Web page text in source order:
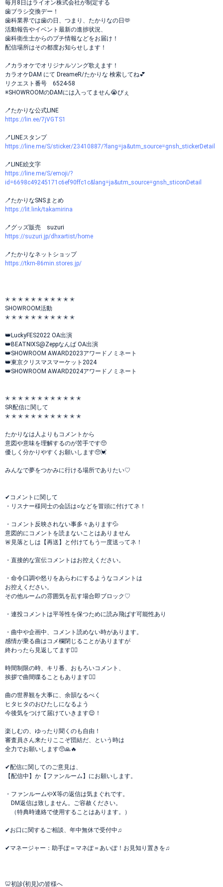
毎月8日はライオン株式会社が制定する
歯ブラシ交換デー！
歯科業界では歯の日、つまり、たかりなの日🫶
活動報告やイベント最新の進捗状況、
歯科衛生士からのプチ情報などをお届け！
配信場所はその都度お知らせします！
🪥カラオケでオリジナルソング歌えます！
カラオケDAM にて DreameR/たかりな 検索してね💕︎
リクエスト番号 6524-58
※SHOWROOMのDAMには入ってません😭ぴぇ
🪥たかりな公式LINE
https://lin.ee/7jVGTS1
🪥LINEスタンプ
https://line.me/S/sticker/23410887/?lang=ja&utm_source=gnsh_stickerDetail
🪥LINE絵文字
https://line.me/S/emoji/?
id=6698c49245171c6ef90ffc1c&lang=ja&utm_source=gnsh_sticonDetail
🪥たかりなSNSまとめ
https://lit.link/takamirina
🪥グッズ販売 suzuri
https://suzuri.jp/dhxartist/home
🪥たかりなネットショップ
https://tkrn-86min.stores.jp/
✭ ✭ ✭ ✭ ✭ ✭ ✭ ✭ ✭ ✭ ✭
SHOWROOM活動
✭ ✭ ✭ ✭ ✭ ✭ ✭ ✭ ✭ ✭ ✭
👑LuckyFES2022 OA出演
👑BEATNIXS@Zeppなんば OA出演
👑SHOWROOM AWARD2023アワードノミネート
👑東京クリスマスマーケット2024
👑SHOWROOM AWARD2024アワードノミネート
✭ ✭ ✭ ✭ ✭ ✭ ✭ ✭ ✭ ✭ ✭ ✭
SR配信に関して
✭ ✭ ✭ ✭ ✭ ✭ ✭ ✭ ✭ ✭ ✭ ✭
たかりなは人よりもコメントから
意図や意味を理解するのが苦手です🥺
優しく分かりやすくお願いします🥺💓
みんなで夢をつかみに行ける場所でありたい♡
✔︎︎︎︎コメントに関して
・リスナー様同士の会話は○などを冒頭に付けてネ！
・コメント反映されない事多々あります💦
意図的にコメントを読まないことはありません
🚨見落としは【再送】と付けてもう一度送ってネ！
・直接的な宣伝コメントはお控えください。
・命令口調や怒りをあらわにするようなコメントは
お控えください。
その他ルームの雰囲気を乱す場合即ブロック♡
・連投コメントは平等性を保つために読み飛ばす可能性あり
・曲中や企画中、コメント読めない時があります。
感情が乗る曲はコメ欄閉じることがありますが
終わったら見返してます🙆‍♀️
時間制限の時、キリ番、おもろいコメント、
挨拶で曲間喋ることもあります🙆‍♀️
曲の世界観を大事に、余韻なるべく
ヒタヒタのおひたしになるよう
今後気をつけて届けていきます😌！
楽しむの、ゆったり聞くのも自由！
審査員さん来たりここぞ団結だ、という時は
全力でお願いします🥺🙏🔥
✔︎︎︎︎配信に関してのご意見は、
【配信中】か【ファンルーム】にお願いします。
・ファンルームやX等の返信は気まぐれです。
DM返信は致しません。ご容赦ください。
（特典時連絡で使用することはあります。）
✔︎︎︎︎お口に関するご相談、年中無休で受付中♫
✔︎︎︎︎マネージャー：助手ぽ＝マネぽ＝あいぽ！お見知り置きを♫
🦷初診(初見)の皆様へ